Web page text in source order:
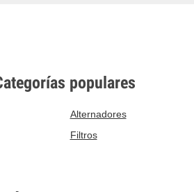
populares
Alternadores
Filtros